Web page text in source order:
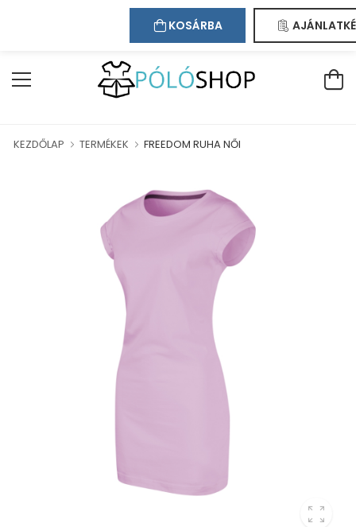
Kapcsolat Regisztráció
KEZDŐLAP TERMÉKEK FREEDOM RUHA NŐI
KOSÁRBA